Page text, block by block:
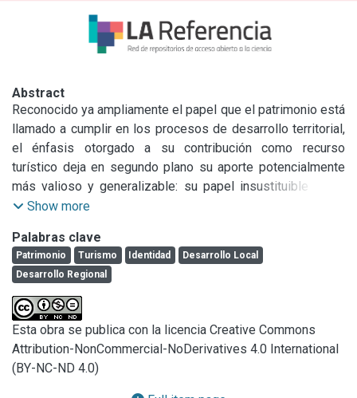
Abstract
Reconocido ya ampliamente el papel que el patrimonio está
llamado a cumplir en los procesos de desarrollo territorial,
el énfasis otorgado a su contribución como recurso
turístico deja en segundo plano su aporte potencialmente
más valioso y generalizable: su papel insustituible como
referente/constructor de la identidad socio-territorial,
posibles gracias a la fuerte impronta del sistema de
valores, normas y representaciones compartidas que
fundan la cultura común.
Si operar sobre el patrimonio como recurso turístico exige
ya de por sí extremar los cuidados para evitar su
enajenación pecuniaria, de usos y hasta simbólica, no
menos complejo es abordarlo y consolidarlo como recurso
identitario, que por lo dicho debería constituir un eje
Show more
Palabras clave
Patrimonio Turismo Identidad
Desarrollo Local
Desarrollo Regional
Esta obra se publica con la licencia Creative Commons
Attribution-NonCommercial-NoDerivatives 4.0 International
(BY-NC-ND 4.0)